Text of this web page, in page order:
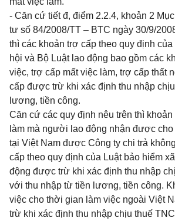
- Căn cứ tiết đ, điểm 2.2.4, khoản 2
tư số 84/2008/TT – BTC ngày 30/9/
thì các khoản trợ cấp theo quy định
hội và Bộ Luật lao động bao gồm các
việc, trợ cấp mất việc làm, trợ cấp thất
cấp được trừ khi xác định thu nhập
lương, tiền công.
Căn cứ các quy định nêu trên thì
làm mà người lao động nhận được
tại Việt Nam được Công ty chi trả
cấp theo quy định của Luật bảo hiểm
động được trừ khi xác định thu nhập
với thu nhập từ tiền lương, tiền công.
việc cho thời gian làm việc ngoài Việt
trừ khi xác định thu nhập chịu thuế